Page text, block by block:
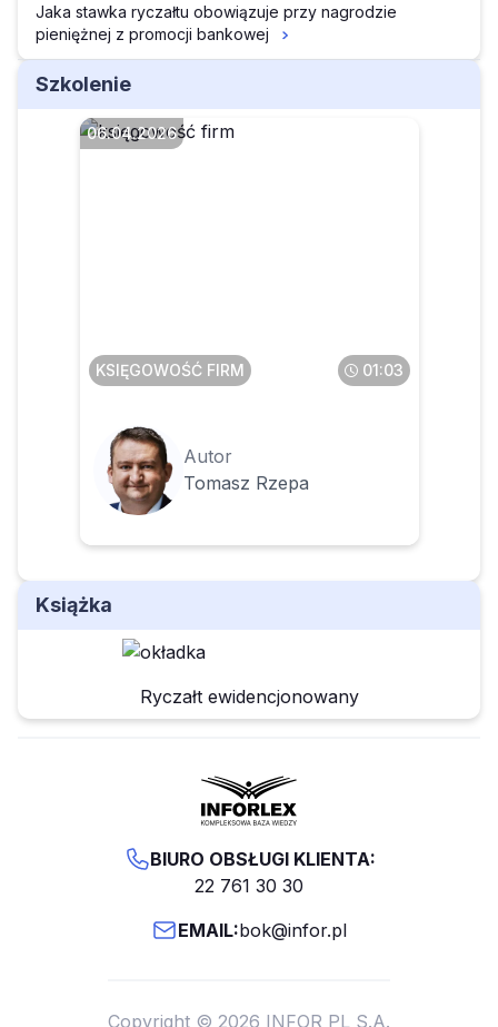
Jaka stawka ryczałtu obowiązuje przy nagrodzie
pieniężnej z promocji bankowej
Szkolenie
06.04.2026
KSIĘGOWOŚĆ FIRM 01:03
Autor
Tomasz Rzepa
Książka
Ryczałt ewidencjonowany
BIURO OBSŁUGI KLIENTA:
22 761 30 30
EMAIL:bok@infor.pl
Copyright © 2026 INFOR PL S.A.